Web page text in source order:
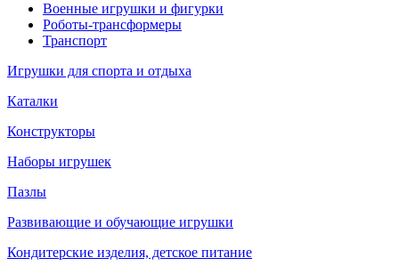
Военные игрушки и фигурки
Роботы-трансформеры
Транспорт
Игрушки для спорта и отдыха
Каталки
Конструкторы
Наборы игрушек
Пазлы
Развивающие и обучающие игрушки
Кондитерские изделия, детское питание